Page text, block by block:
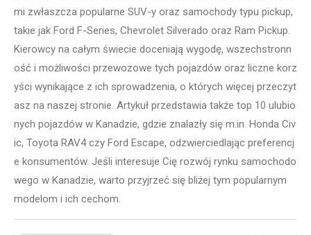
mi zwłaszcza popularne SUV-y oraz samochody typu pickup,
takie jak Ford F-Series, Chevrolet Silverado oraz Ram Pickup.
Kierowcy na całym świecie doceniają wygodę, wszechstronn
ość i możliwości przewozowe tych pojazdów oraz liczne korz
yści wynikające z ich sprowadzenia, o których więcej przeczyt
asz na naszej stronie. Artykuł przedstawia także top 10 ulubio
nych pojazdów w Kanadzie, gdzie znalazły się m.in. Honda Civ
ic, Toyota RAV4 czy Ford Escape, odzwierciedlając preferencj
e konsumentów. Jeśli interesuje Cię rozwój rynku samochodo
wego w Kanadzie, warto przyjrzeć się bliżej tym popularnym
modelom i ich cechom.